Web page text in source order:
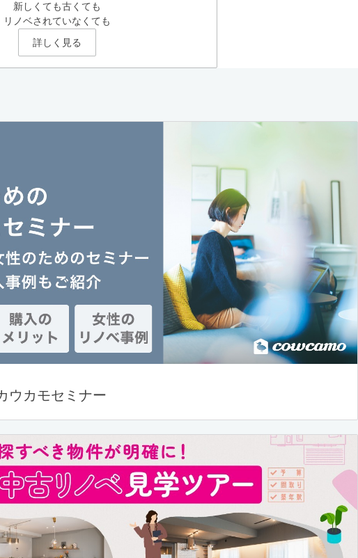
新しくても古くても
リノベされていなくても
詳しく見る
ウカモセミナー